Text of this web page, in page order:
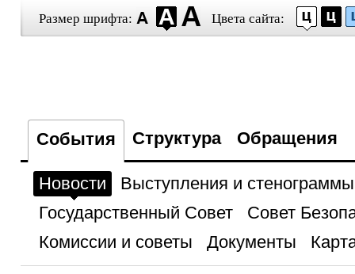
Размер шрифта: Цвета сайта:
События Структура Обращения
Новости
Выступления и стенограммы
Государственный Совет
Совет
Комиссии и советы
Документы